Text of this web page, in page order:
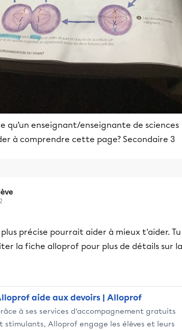
qu’un enseignant/enseignante de sciences
à comprendre cette page? Secondaire 3
précise pourrait aider à mieux t'aider. Tu
la fiche alloprof pour plus de détails sur la
aide aux devoirs | Alloprof
à ses services d’accompagnement gratuits
stimulants, Alloprof engage les élèves et leurs